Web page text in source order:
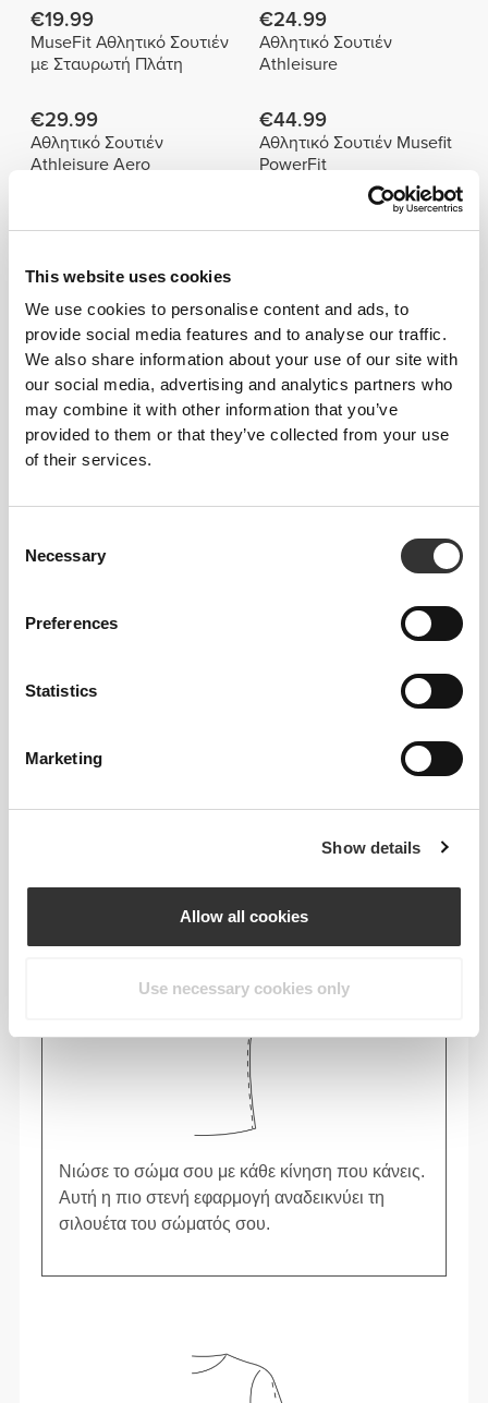
This website uses cookies
We use cookies to personalise content and ads, to
provide social media features and to analyse our traffic.
We also share information about your use of our site with
our social media, advertising and analytics partners who
may combine it with other information that you’ve
provided to them or that they’ve collected from your use
of their services.
Selection
Necessary
Preferences
Statistics
Marketing
Show details
Allow all cookies
Use necessary cookies only
€19.99
MuseFit Αθλητικό Σουτιέν
με Σταυρωτή Πλάτη
€24.99
Αθλητικό Σουτιέν
Athleisure
€29.99
Αθλητικό Σουτιέν
Athleisure Aero
€44.99
Αθλητικό Σουτιέν Musefit
PowerFit
Πληροφορίες και Φροντίδα
See size chart in product description.
Ύψος μοντέλου: 1,78 μ - 5'10" | Το μοντέλο
φοράει: Μέγεθος S
84% Βαμβάκι
4% Ελαστάνη
Νιώσε το σώμα σου με κάθε κίνηση που κάνεις.
Αυτή η πιο στενή εφαρμογή αναδεικνύει τη
σιλουέτα του σώματός σου.